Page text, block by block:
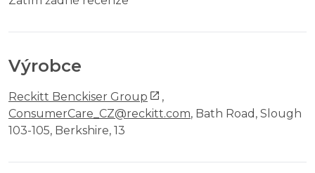
Výrobce
Reckitt Benckiser Group
,
ConsumerCare_CZ@reckitt.com, Bath Road, Slough
103-105, Berkshire, 13